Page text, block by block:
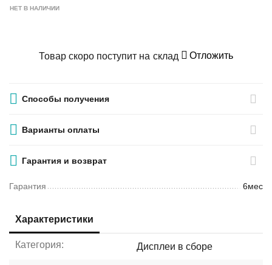
НЕТ В НАЛИЧИИ
Товар скоро поступит на склад Отложить
Способы получения
Варианты оплаты
Гарантия и возврат
Гарантия 6мес
Характеристики
Категория: Дисплеи в сборе